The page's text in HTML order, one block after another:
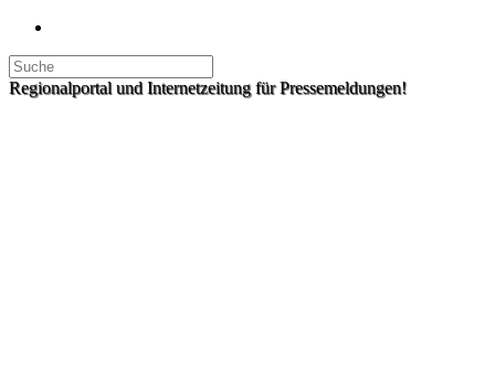
Regionalportal und Internetzeitung für Pressemeldungen!